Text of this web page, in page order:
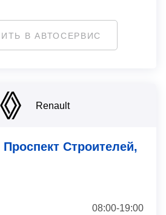
В АВТОСЕРВИС
Renault
Строителей,
08:00-19:00